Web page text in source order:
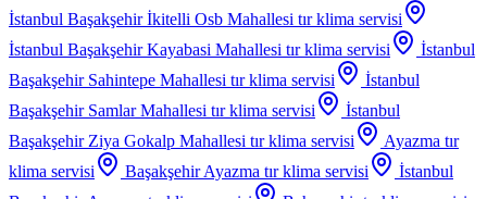
İstanbul Başakşehir İkitelli Osb Mahallesi tır klima servisi
İstanbul Başakşehir Kayabasi Mahallesi tır klima servisi
İstanbul
Başakşehir Sahintepe Mahallesi tır klima servisi
İstanbul
Başakşehir Samlar Mahallesi tır klima servisi
İstanbul
Başakşehir Ziya Gokalp Mahallesi tır klima servisi Ayazma tır
klima servisi
Başakşehir Ayazma tır klima servisi
İstanbul